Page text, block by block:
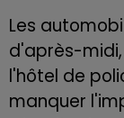
Les
d'après-
l'hôtel de
manquer